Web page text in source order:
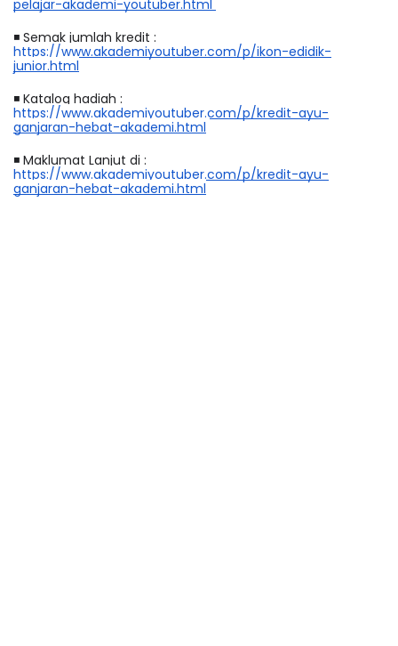
pelajar-akademi-youtuber.html
◾ Semak jumlah kredit :
https://www.akademiyoutuber.com/p/ikon-edidik-
junior.html
◾ Katalog hadiah :
https://www.akademiyoutuber.com/p/kredit-ayu-
ganjaran-hebat-akademi.html
◾ Maklumat Lanjut di :
https://www.akademiyoutuber.com/p/kredit-ayu-
ganjaran-hebat-akademi.html